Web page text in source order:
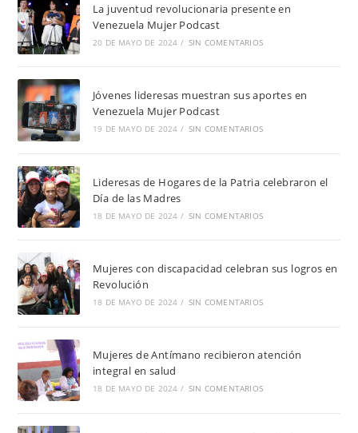
La juventud revolucionaria presente en
Venezuela Mujer Podcast
20 DE MAYO DE 2024 / SIN COMENTARIOS
Jóvenes lideresas muestran sus aportes en
Venezuela Mujer Podcast
19 DE MAYO DE 2024 / SIN COMENTARIOS
Lideresas de Hogares de la Patria celebraron el
Día de las Madres
18 DE MAYO DE 2024 / SIN COMENTARIOS
Mujeres con discapacidad celebran sus logros en
Revolución
18 DE MAYO DE 2024 / SIN COMENTARIOS
Mujeres de Antímano recibieron atención
integral en salud
18 DE MAYO DE 2024 / SIN COMENTARIOS